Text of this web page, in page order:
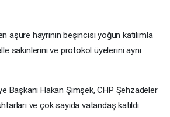
hayrının beşincisi yoğun katılımla
sakinlerini ve protokol üyelerini aynı
Başkanı Hakan Şimşek, CHP Şehzadeler
ve çok sayıda vatandaş katıldı.